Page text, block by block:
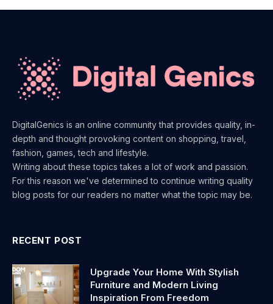
DigitalGenics is an online community that provides quality, in-
depth and thought provoking content on shopping, travel,
fashion, games, tech and lifestyle.
Writing about these topics takes a lot of work and passion.
For this reason we've determined to continue writing quality
blog posts for our readers no matter what the topic may be.
RECENT POST
Upgrade Your Home With Stylish
Furniture and Modern Living
Inspiration From Freedom